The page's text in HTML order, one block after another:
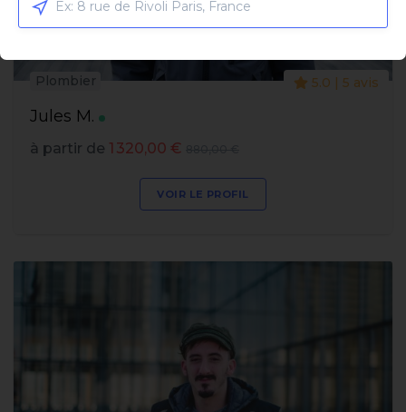
Jules M.
Plombier 5.0 | 5 avis
à partir de 1 320,00 €
VOIR LE PROFIL